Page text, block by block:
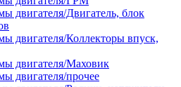
двигателя/Двигатель, блок
двигателя/Коллекторы впуск,
двигателя/Маховик
двигателя/прочее